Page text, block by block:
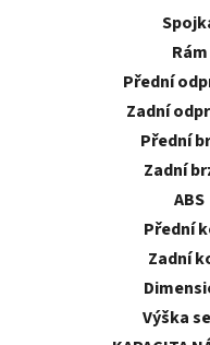
Rám
Přední
Zadní
Přední
Zadní
ABS
Přední
Zadní
Výška